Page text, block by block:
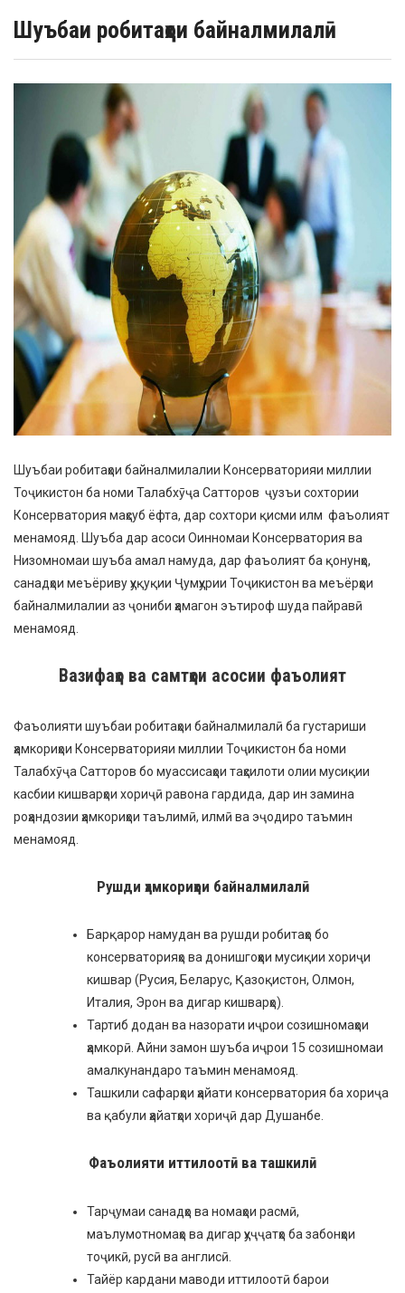
Шуъбаи робитаҳои байналмилалӣ
Шуъбаи робитаҳои байналмилалии Консерваторияи миллии
Тоҷикистон ба номи Талабхӯҷа Сатторов ҷузъи сохтории
Консерватория маҳсуб ёфта, дар сохтори қисми илм фаъолият
менамояд. Шуъба дар асоси Оинномаи Консерватория ва
Низомномаи шуъба амал намуда, дар фаъолият ба қонунҳо,
санадҳои меъёриву ҳуқуқии Ҷумҳурии Тоҷикистон ва меъёрҳои
байналмилалии аз ҷониби ҳамагон эътироф шуда пайравӣ
менамояд.
Вазифаҳо ва самтҳои асосии фаъолият
Фаъолияти шуъбаи робитаҳои байналмилалӣ ба густариши
ҳамкориҳои Консерваторияи миллии Тоҷикистон ба номи
Талабхӯҷа Сатторов бо муассисаҳои таҳсилоти олии мусиқии
касбии кишварҳои хориҷӣ равона гардида, дар ин замина
роҳандозии ҳамкориҳои таълимӣ, илмӣ ва эҷодиро таъмин
менамояд.
Рушди ҳамкориҳои байналмилалӣ
Барқарор намудан ва рушди робитаҳо бо
консерваторияҳо ва донишгоҳҳои мусиқии хориҷи
кишвар (Русия, Беларус, Қазоқистон, Олмон,
Италия, Эрон ва дигар кишварҳо).
Тартиб додан ва назорати иҷрои созишномаҳои
ҳамкорӣ. Айни замон шуъба иҷрои 15 созишномаи
амалкунандаро таъмин менамояд.
Ташкили сафарҳои ҳайати консерватория ба хориҷа
ва қабули ҳайатҳои хориҷӣ дар Душанбе.
Фаъолияти иттилоотӣ ва ташкилӣ
Тарҷумаи санадҳо ва номаҳои расмӣ,
маълумотномаҳо ва дигар ҳуҷҷатҳо ба забонҳои
тоҷикӣ, русӣ ва англисӣ.
Тайёр кардани маводи иттилоотӣ барои